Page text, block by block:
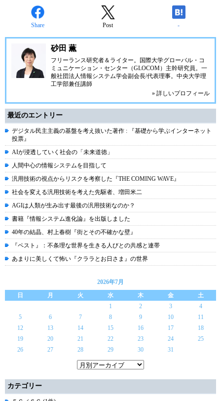
Share Post -
砂田 薫
フリーランス研究者＆ライター。国際大学グローバル・コ
ミュニケーション・センター（GLOCOM）主幹研究員。一
般社団法人情報システム学会副会長/代表理事。中央大学理
工学部兼任講師
» 詳しいプロフィール
最近のエントリー
デジタル民主主義の基盤を考え抜いた著作 : 『基礎から学ぶインターネット
投票』
AIが浸透していく社会の「未来道徳」
人間中心の情報システムを目指して
汎用技術の視点からリスクを考察した『THE COMING WAVE』
社会を変える汎用技術を考えた先駆者、増田米二
AGIは人類が生み出す最後の汎用技術なのか？
書籍『情報システム進化論』を出版しました
40年の結晶、村上春樹『街とその不確かな壁』
『ペスト』：不条理な世界を生きる人びとの共感と連帯
あまりに美しくて怖い『クララとお日さま』の世界
2026年7月
日
月 火 水 木 金
土
1
2 3
4
5
6 7 8 9 10
11
12
13 14 15 16 17
18
19
20 21 22 23 24
25
26
27 28 29 30 31
カテゴリー